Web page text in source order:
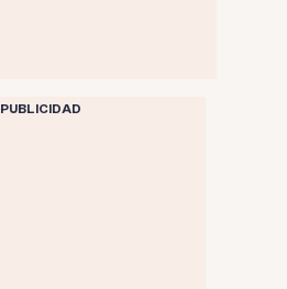
PUBLICIDAD